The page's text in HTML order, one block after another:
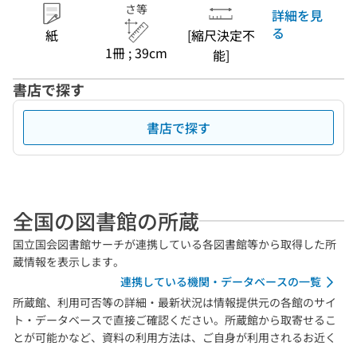
紙
さ等
1冊 ; 39cm
[縮尺決定不
能]
詳細を見
る
書店で探す
書店で探す
全国の図書館の所蔵
国立国会図書館サーチが連携している各図書館等から取得した所
蔵情報を表示します。
連携している機関・データベースの一覧
所蔵館、利用可否等の詳細・最新状況は情報提供元の各館のサイ
ト・データベースで直接ご確認ください。所蔵館から取寄せるこ
とが可能かなど、資料の利用方法は、ご自身が利用されるお近く